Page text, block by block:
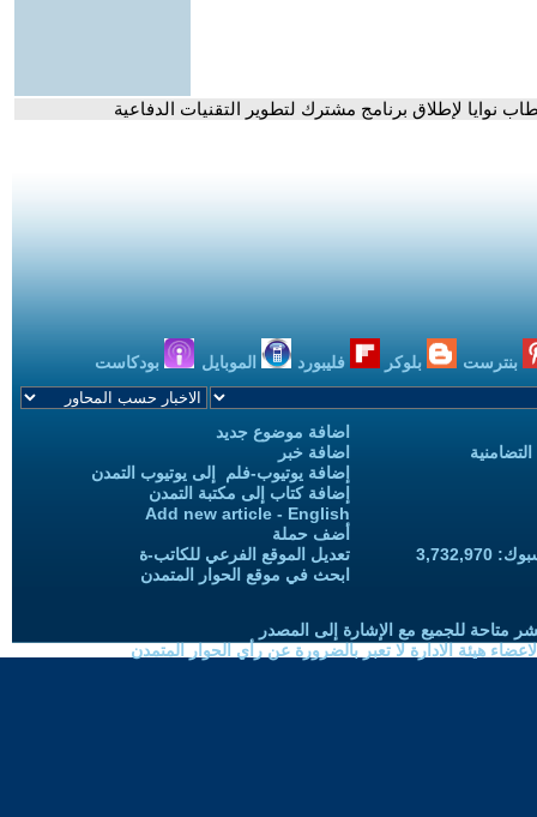
نوايا لإطلاق برنامج مشترك لتطوير التقنيات الدفاعية
بنترست بلوكر فليبورد الموبايل بودكاست
اضافة موضوع جديد
اضافة خبر
إضافة يوتيوب-فلم إلى يوتيوب التمدن
إضافة كتاب إلى مكتبة التمدن
Add new article - English
أضف حملة
تعديل الموقع الفرعي للكاتب-ة
ابحث في موقع الحوار المتمدن
متاحة للجميع مع الإشارة إلى المصدر
هيئة الادارة لا تعبر بالضرورة عن رأي الحوار المتمدن